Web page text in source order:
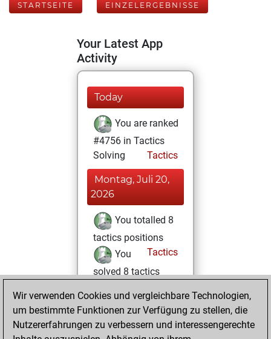
STARTSEITE EINZELERGEBNISSE
Your Latest App
Activity
Today
You are ranked
#4756 in Tactics
Solving
Tactics
Montag, Juli 20,
2026
You totalled 8
tactics positions
Tactics
You
solved 8 tactics
You achieved
an Elo of 1716 in
tactics positions
Wir verwenden Cookies und vergleichbare Technologien,
um bestimmte Funktionen zur Verfügung zu stellen, die
Nutzererfahrungen zu verbessern und interessengerechte